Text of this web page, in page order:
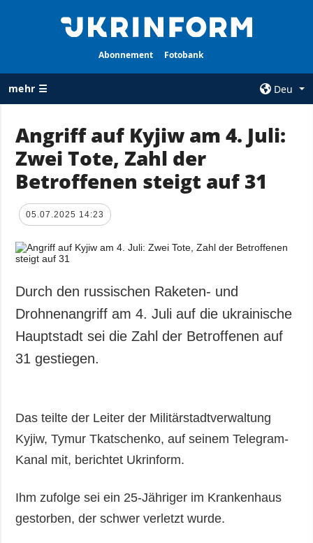
Abonnement Fotobank
mehr ☰
Deu
ALLE
RUBRIKEN
Krieg
Wiederaufbau
Politik
Militär
Gesellschaft und
Kultur
Sport
Notfälle
AGENTUR
Über uns
Politik zur
personenbezogener
Daten
ZUSÄTZLICH
Veröffentlichungen
Interview
Fotos
LEISTUNGEN
Fotobank
Angriff auf Kyjiw am 4. Juli:
Zwei Tote, Zahl der
Betroffenen steigt auf 31
05.07.2025 14:23
Durch den russischen Raketen- und
Drohnenangriff am 4. Juli auf die ukrainische
Hauptstadt sei die Zahl der Betroffenen auf
31 gestiegen.
Das teilte der Leiter der Militärstadtverwaltung
Kyjiw, Tymur Tkatschenko, auf seinem Telegram-
Kanal mit, berichtet Ukrinform.
Ihm zufolge sei ein 25-Jähriger im Krankenhaus
gestorben, der schwer verletzt wurde.